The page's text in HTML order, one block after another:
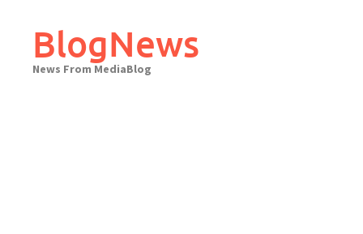
contentBlogNews
News From MediaBlog